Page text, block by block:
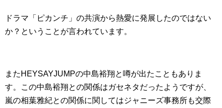
ドラマ「ピカンチ」の共演から熱愛に発展したのではない
か？ということが言われています。
またHEYSAYJUMPの中島裕翔と噂が出たこともありま
す。この中島裕翔との関係はガセネタだったようですが、
嵐の相葉雅紀との関係に関してはジャニーズ事務所も交際